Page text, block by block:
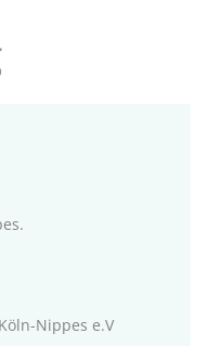
Nippes e.V